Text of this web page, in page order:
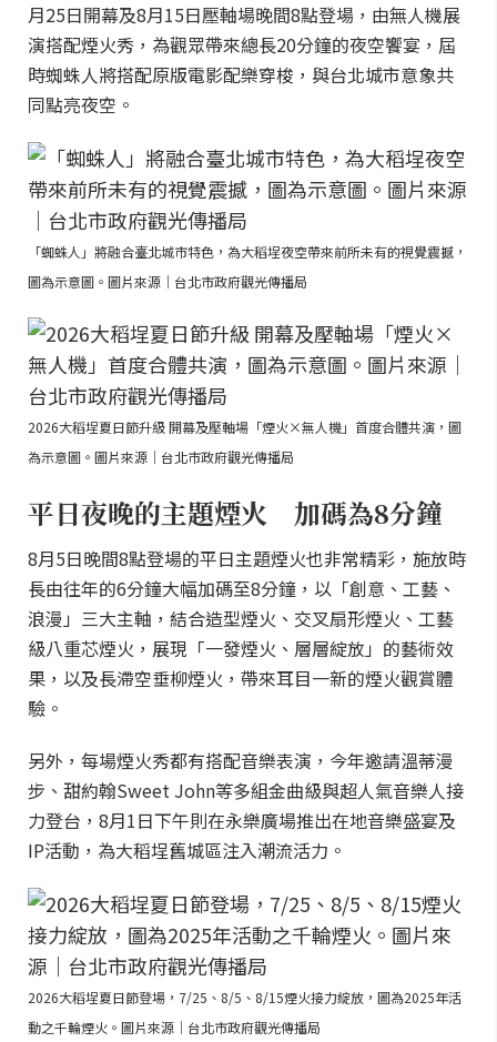
月25日開幕及8月15日壓軸場晚間8點登場，由無人機展
演搭配煙火秀，為觀眾帶來總長20分鐘的夜空饗宴，屆
時蜘蛛人將搭配原版電影配樂穿梭，與台北城市意象共
同點亮夜空。
「蜘蛛人」將融合臺北城市特色，為大稻埕夜空帶來前所未有的視覺震撼，
圖為示意圖。圖片來源｜台北市政府觀光傳播局
2026大稻埕夏日節升級 開幕及壓軸場「煙火×無人機」首度合體共演，圖
為示意圖。圖片來源｜台北市政府觀光傳播局
平日夜晚的主題煙火 加碼為8分鐘
8月5日晚間8點登場的平日主題煙火也非常精彩，施放時
長由往年的6分鐘大幅加碼至8分鐘，以「創意、工藝、
浪漫」三大主軸，結合造型煙火、交叉扇形煙火、工藝
級八重芯煙火，展現「一發煙火、層層綻放」的藝術效
果，以及長滯空垂柳煙火，帶來耳目一新的煙火觀賞體
驗。
另外，每場煙火秀都有搭配音樂表演，今年邀請溫蒂漫
步、甜約翰Sweet John等多組金曲級與超人氣音樂人接
力登台，8月1日下午則在永樂廣場推出在地音樂盛宴及
IP活動，為大稻埕舊城區注入潮流活力。
2026大稻埕夏日節登場，7/25、8/5、8/15煙火接力綻放，圖為2025年活
動之千輪煙火。圖片來源｜台北市政府觀光傳播局